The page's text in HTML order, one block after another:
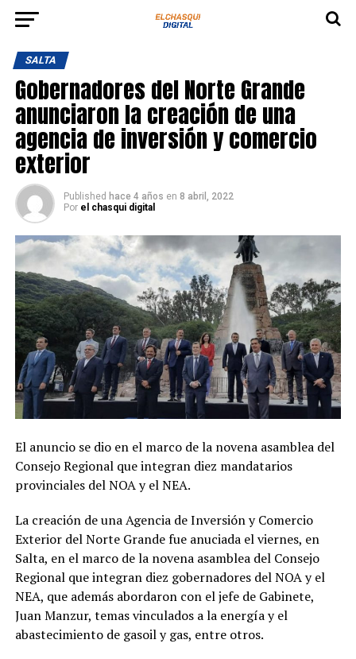
SALTA
Gobernadores del Norte Grande
anunciaron la creación de una
agencia de inversión y comercio
exterior
Published hace 4 años en 8 abril, 2022
Por el chasqui digital
El anuncio se dio en el marco de la novena asamblea del
Consejo Regional que integran diez mandatarios
provinciales del NOA y el NEA.
La creación de una Agencia de Inversión y Comercio
Exterior del Norte Grande fue anuciada el viernes, en
Salta, en el marco de la novena asamblea del Consejo
Regional que integran diez gobernadores del NOA y el
NEA, que además abordaron con el jefe de Gabinete,
Juan Manzur, temas vinculados a la energía y el
abastecimiento de gasoil y gas, entre otros.